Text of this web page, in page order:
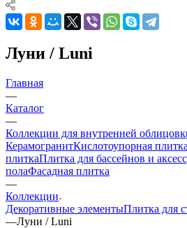
Луни / Luni
Главная
—
Каталог
—
Коллекции для внутренней
КерамогранитКислотоупорная плитка
плиткаПлитка для бассейнов и
полаФасадная плитка
—
Коллекции
Декоративные элементыПлитка для
—Луни / Luni